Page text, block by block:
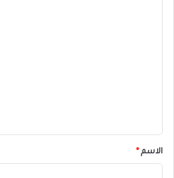
*الاسم *